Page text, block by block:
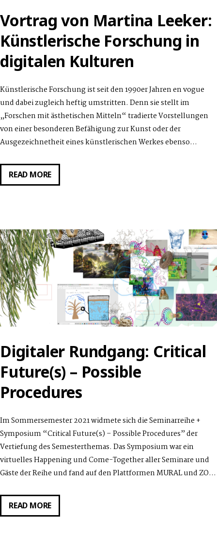
Vortrag von Martina Leeker:
Künstlerische Forschung in
digitalen Kulturen
Künstlerische Forschung ist seit den 1990er Jahren en vogue
und dabei zugleich heftig umstritten. Denn sie stellt im
„Forschen mit ästhetischen Mitteln“ tradierte Vorstellungen
von einer besonderen Befähigung zur Kunst oder der
Ausgezeichnetheit eines künstlerischen Werkes ebenso…
READ MOREVORTRAG
VON
FORSCHUNG
IN
DIGITALEN
KULTUREN
Digitaler Rundgang: Critical
Future(s) – Possible
Procedures
Im Sommersemester 2021 widmete sich die Seminarreihe +
Symposium “Critical Future(s) – Possible Procedures” der
Vertiefung des Semesterthemas. Das Symposium war ein
virtuelles Happening und Come-Together aller Seminare und
Gäste der Reihe und fand auf den Plattformen MURAL und ZO…
READ MOREDIGITALER
RUNDGANG: